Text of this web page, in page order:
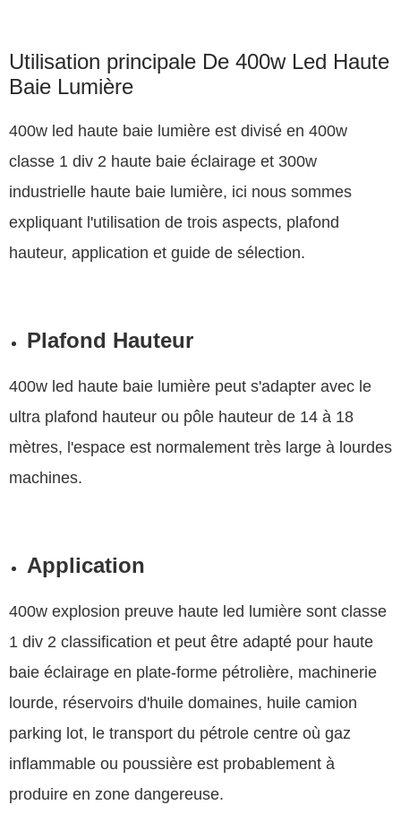
Utilisation principale De 400w Led Haute
Baie Lumière
400w led haute baie lumière est divisé en 400w
classe 1 div 2 haute baie éclairage et 300w
industrielle haute baie lumière, ici nous sommes
expliquant l'utilisation de trois aspects, plafond
hauteur, application et guide de sélection.
Plafond Hauteur
400w led haute baie lumière peut s'adapter avec le
ultra plafond hauteur ou pôle hauteur de 14 à 18
mètres, l'espace est normalement très large à lourdes
machines.
Application
400w explosion preuve haute led lumière sont classe
1 div 2 classification et peut être adapté pour haute
baie éclairage en plate-forme pétrolière, machinerie
lourde, réservoirs d'huile domaines, huile camion
parking lot, le transport du pétrole centre où gaz
inflammable ou poussière est probablement à
produire en zone dangereuse.